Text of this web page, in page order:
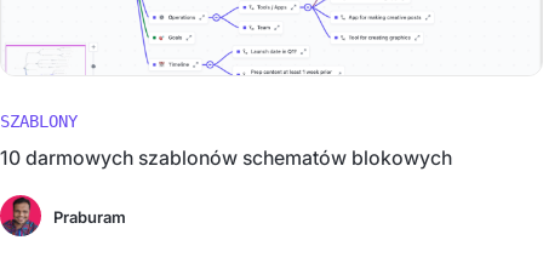
SZABLONY
10 darmowych szablonów schematów blokowych
Praburam